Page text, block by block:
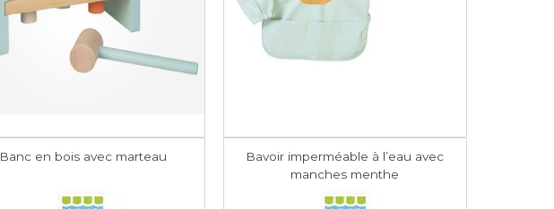
Banc en bois avec marteau
Bavoir imperméable à l’eau avec
manches menthe